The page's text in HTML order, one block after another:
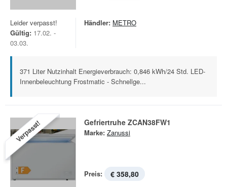
Leider verpasst!
Gültig: 17.02. -
03.03.
Händler: METRO
371 Liter Nutzinhalt Energieverbrauch: 0,846 kWh/24 Std. LED-
Innenbeleuchtung Frostmatic - Schnellge...
Verpasst! Gefriertruhe ZCAN38FW1
Marke: Zanussi
Preis: € 358,80